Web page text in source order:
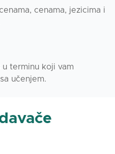
cenama, jezicima i
terminu koji vam
učenjem.